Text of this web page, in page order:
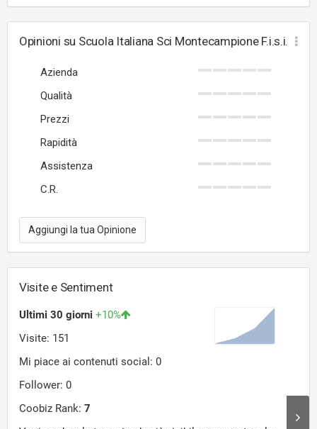
Opinioni su Scuola Italiana Sci Montecampione F.i.s.i.
Azienda
Qualità
Prezzi
Rapidità
Assistenza
C.R.
Aggiungi la tua Opinione
Visite e Sentiment